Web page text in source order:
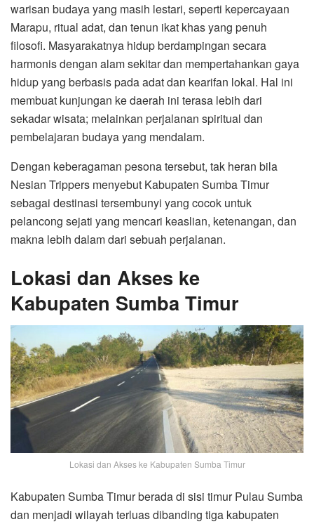
warisan budaya yang masih lestari, seperti kepercayaan
Marapu, ritual adat, dan tenun ikat khas yang penuh
filosofi. Masyarakatnya hidup berdampingan secara
harmonis dengan alam sekitar dan mempertahankan gaya
hidup yang berbasis pada adat dan kearifan lokal. Hal ini
membuat kunjungan ke daerah ini terasa lebih dari
sekadar wisata; melainkan perjalanan spiritual dan
pembelajaran budaya yang mendalam.
Dengan keberagaman pesona tersebut, tak heran bila
Nesian Trippers menyebut Kabupaten Sumba Timur
sebagai destinasi tersembunyi yang cocok untuk
pelancong sejati yang mencari keaslian, ketenangan, dan
makna lebih dalam dari sebuah perjalanan.
Lokasi dan Akses ke
Kabupaten Sumba Timur
Lokasi dan Akses ke Kabupaten Sumba Timur
Kabupaten Sumba Timur berada di sisi timur Pulau Sumba
dan menjadi wilayah terluas dibanding tiga kabupaten